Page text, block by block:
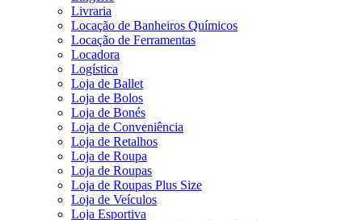
Livraria
Locação de Banheiros Químicos
Locação de Ferramentas
Locadora
Logística
Loja de Ballet
Loja de Bolos
Loja de Bonés
Loja de Conveniência
Loja de Retalhos
Loja de Roupa
Loja de Roupas
Loja de Roupas Plus Size
Loja de Veículos
Loja Esportiva